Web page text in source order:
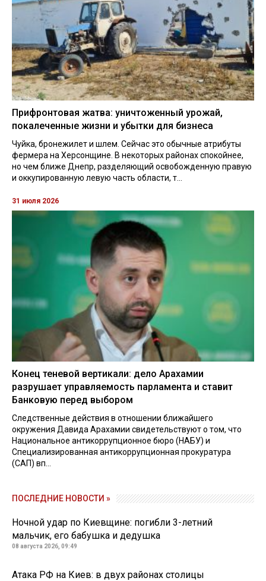
Прифронтовая жатва: уничтоженный урожай,
покалеченные жизни и убытки для бизнеса
Чуйка, бронежилет и шлем. Сейчас это обычные атрибуты
фермера на Херсонщине. В некоторых районах спокойнее,
но чем ближе Днепр, разделяющий освобожденную правую
и оккупированную левую часть области, т...
31 июля 2026
Конец теневой вертикали: дело Арахамии
разрушает управляемость парламента и ставит
Банковую перед выбором
Следственные действия в отношении ближайшего
окружения Давида Арахамии свидетельствуют о том, что
Национальное антикоррупционное бюро (НАБУ) и
Специализированная антикоррупционная прокуратура
(САП) вп...
ПОСЛЕДНИЕ НОВОСТИ »
Ночной удар по Киевщине: погибли 3-летний
мальчик, его бабушка и дедушка
08 августа 2026, 09:49
Атака РФ на Киев: в двух районах столицы